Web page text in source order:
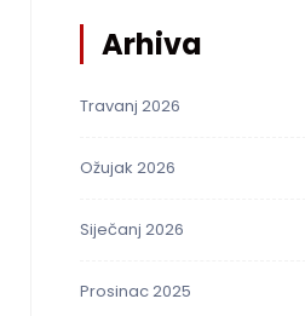
Arhiva
Travanj 2026
Ožujak 2026
Siječanj 2026
Prosinac 2025